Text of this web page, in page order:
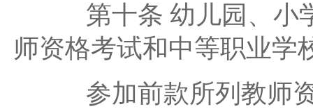
第十条 幼儿园、小学
师资格考试和中等职业学
参加前款所列教师资